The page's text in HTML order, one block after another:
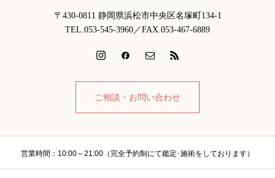
〒430-0811 静岡県浜松市中央区名塚町134-1
TEL.053-545-3960／FAX.053-467-6889
ご相談・お問い合わせ
営業時間：10:00～21:00（完全予約制にて鑑定･施術をしております）